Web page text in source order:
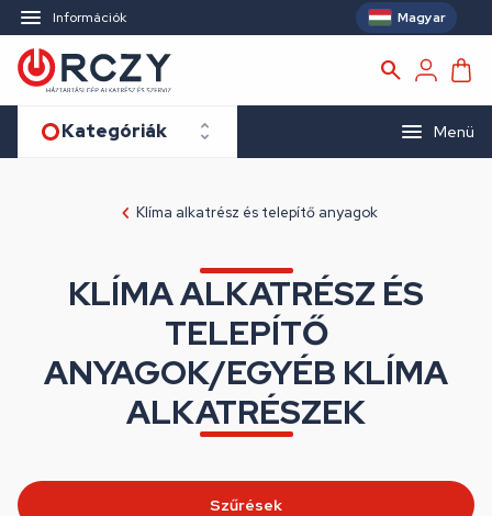
Információk Magyar
Kategóriák Menü
Klíma alkatrész és telepítő anyagok
KLÍMA ALKATRÉSZ ÉS
TELEPÍTŐ
ANYAGOK/EGYÉB KLÍMA
ALKATRÉSZEK
Szűrések